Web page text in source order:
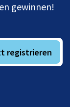
gewinnen!
registrieren